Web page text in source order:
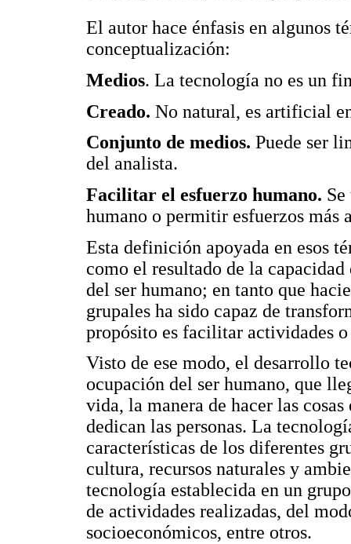
El autor hace énfasis en algunos
conceptualización:
Medios. La tecnología no es un
Creado. No natural, es artificial
Conjunto de medios. Puede ser
del analista.
Facilitar el esfuerzo humano.
humano o permitir esfuerzos más
Esta definición apoyada en esos
como el resultado de la
del ser humano; en tanto que
grupales ha sido capaz de
propósito es facilitar actividades o
Visto de ese modo, el desarrollo
ocupación del ser humano, que
vida, la manera de hacer las
dedican las personas. La
características de los diferentes
cultura, recursos naturales y
tecnología establecida en un
de actividades realizadas, del
socioeconómicos, entre otros.